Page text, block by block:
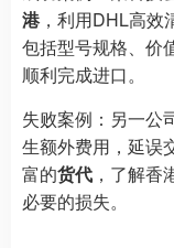
港，利用DHL高效
包括型号规格、价
顺利完成进口。
失败案例：另一公
生额外费用，延误
富的货代 ，了解香
必要的损失。